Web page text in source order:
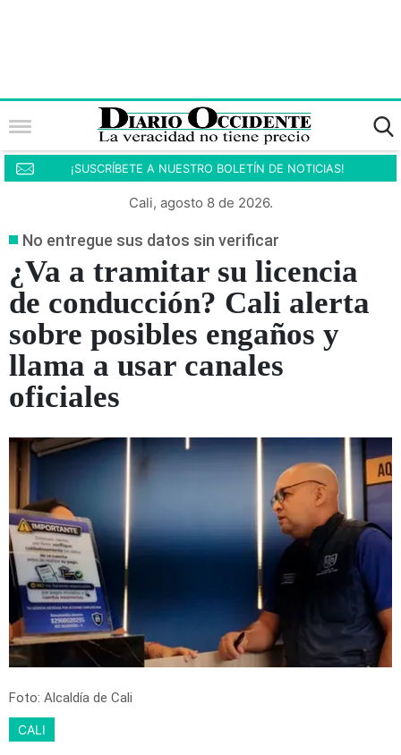
¡SUSCRÍBETE A NUESTRO BOLETÍN DE NOTICIAS!
Cali, agosto 8 de 2026.
No entregue sus datos sin verificar
¿Va a tramitar su licencia
de conducción? Cali alerta
sobre posibles engaños y
llama a usar canales
oficiales
Foto: Alcaldía de Cali
CALI